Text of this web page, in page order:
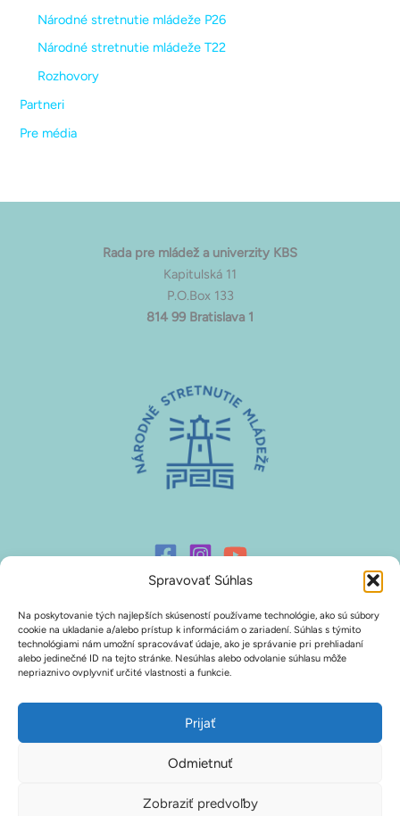
Spravovať Súhlas
Na poskytovanie tých najlepších skúseností používame technológie, ako sú súbory
cookie na ukladanie a/alebo prístup k informáciám o zariadení. Súhlas s týmito
technológiami nám umožní spracovávať údaje, ako je správanie pri prehliadaní
alebo jedinečné ID na tejto stránke. Nesúhlas alebo odvolanie súhlasu môže
nepriaznivo ovplyvniť určité vlastnosti a funkcie.
Prijať
Odmietnuť
Zobraziť predvoľby
Národné stretnutie mládeže P26
Národné stretnutie mládeže T22
Rozhovory
Partneri
Pre média
Rada pre mládež a univerzity KBS
Kapitulská 11
P.O.Box 133
814 99 Bratislava 1
Prihlasovanie P26
Podporte nás
Zásady používania súborov cookie (EÚ)